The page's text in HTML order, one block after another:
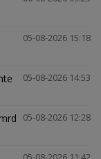
05-08-2026 15:18
05-08-2026 14:53
05-08-2026 12:28